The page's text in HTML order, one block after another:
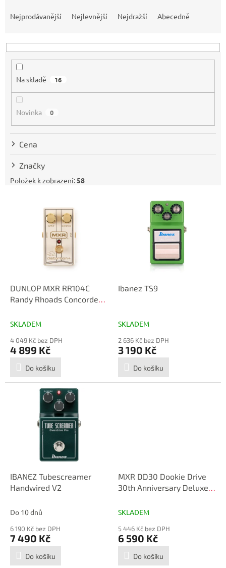
n
Nejprodávanější Nejlevnější Nejdražší Abecedně
Na skladě 16
Novinka 0
Cena
Značky
Položek k zobrazení: 58
DUNLOP MXR RR104C
Randy Rhoads Concorde
SKLADEM
4 049 Kč bez DPH
4 899 Kč
Do košíku
Ibanez TS9
SKLADEM
2 636 Kč bez DPH
3 190 Kč
Do košíku
IBANEZ Tubescreamer
Handwired V2
Do 10 dnů
6 190 Kč bez DPH
7 490 Kč
Do košíku
MXR DD30 Dookie Drive
30th Anniversary Deluxe
SKLADEM
5 446 Kč bez DPH
6 590 Kč
Do košíku